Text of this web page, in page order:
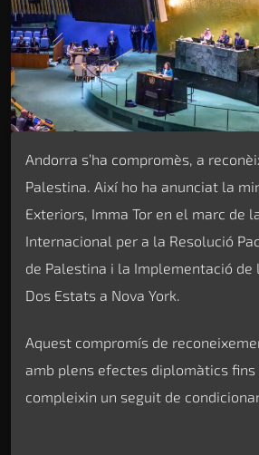
Andorra s’ha compromès, a
Palestina. Així ho ha anunciat la
Exteriors, Imma Tor en el marc de
Internacional per a la Resolució
de Palestina i la Implementació de
Dos Estats a Nova York.
Aquest compromís de
amb plens efectes diplomàtics fins
compleixin un seguit de